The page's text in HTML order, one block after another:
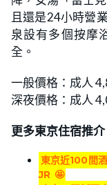
且還是24小時營
泉設有多個按摩
全。
一般價格：成人
深夜價格：成人
更多東京住宿推介
東京近100間
JR 🤩